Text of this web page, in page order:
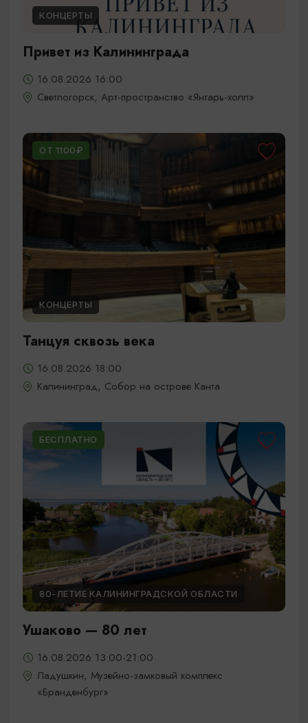
КОНЦЕРТЫ
Привет из Калининграда
16.08.2026 16:00
Светлогорск, Арт-пространство «Янтарь-холл»
ОТ 1100₽
КОНЦЕРТЫ
Танцуя сквозь века
16.08.2026 18:00
Калининград, Собор на острове Канта
БЕСПЛАТНО
80-ЛЕТИЕ КАЛИНИНГРАДСКОЙ ОБЛАСТИ
Ушаково — 80 лет
16.08.2026 13:00-21:00
Ладушкин, Музейно-замковый комплекс
«Бранденбург»